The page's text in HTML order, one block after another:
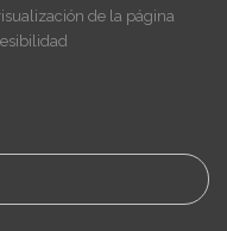
de la página